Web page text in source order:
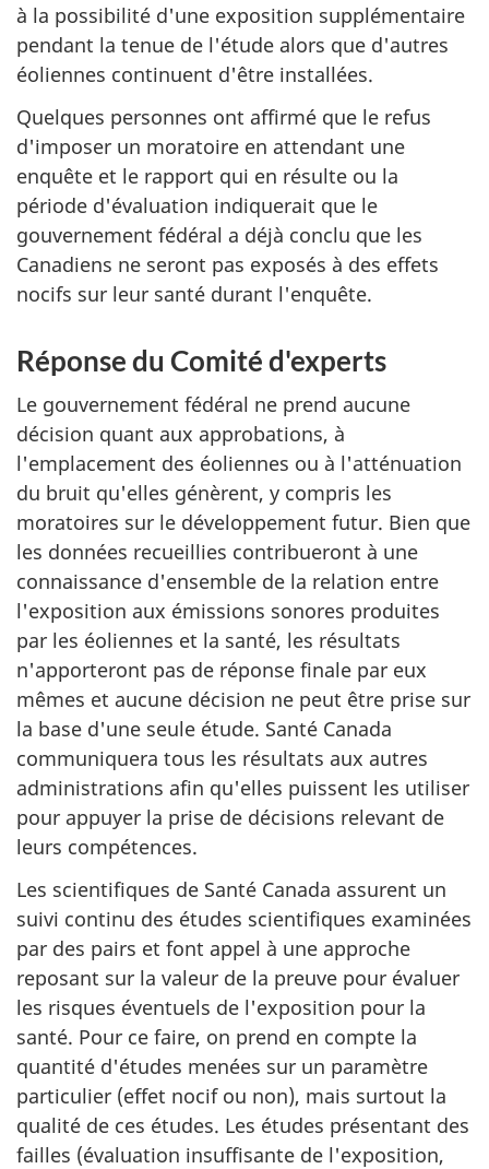
à la possibilité d'une exposition supplémentaire
pendant la tenue de l'étude alors que d'autres
éoliennes continuent d'être installées.
Quelques personnes ont affirmé que le refus
d'imposer un moratoire en attendant une
enquête et le rapport qui en résulte ou la
période d'évaluation indiquerait que le
gouvernement fédéral a déjà conclu que les
Canadiens ne seront pas exposés à des effets
nocifs sur leur santé durant l'enquête.
Réponse du Comité d'experts
Le gouvernement fédéral ne prend aucune
décision quant aux approbations, à
l'emplacement des éoliennes ou à l'atténuation
du bruit qu'elles génèrent, y compris les
moratoires sur le développement futur. Bien que
les données recueillies contribueront à une
connaissance d'ensemble de la relation entre
l'exposition aux émissions sonores produites
par les éoliennes et la santé, les résultats
n'apporteront pas de réponse finale par eux
mêmes et aucune décision ne peut être prise sur
la base d'une seule étude. Santé Canada
communiquera tous les résultats aux autres
administrations afin qu'elles puissent les utiliser
pour appuyer la prise de décisions relevant de
leurs compétences.
Les scientifiques de Santé Canada assurent un
suivi continu des études scientifiques examinées
par des pairs et font appel à une approche
reposant sur la valeur de la preuve pour évaluer
les risques éventuels de l'exposition pour la
santé. Pour ce faire, on prend en compte la
quantité d'études menées sur un paramètre
particulier (effet nocif ou non), mais surtout la
qualité de ces études. Les études présentant des
failles (évaluation insuffisante de l'exposition,